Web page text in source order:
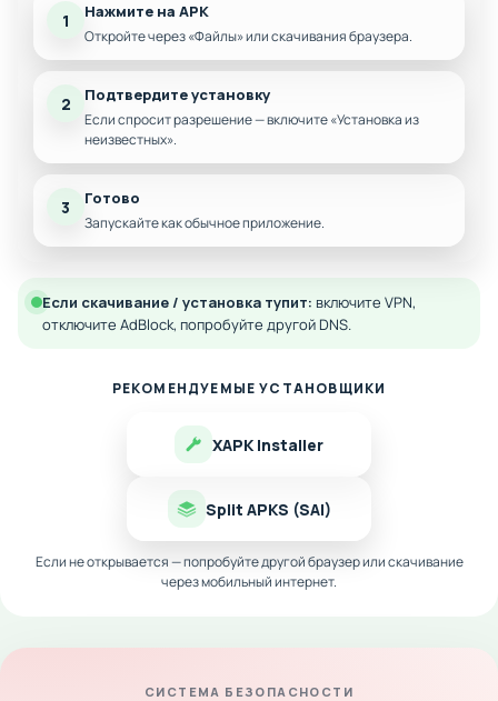
1 Нажмите на APK
Откройте через «Файлы» или скачивания браузера.
2 Подтвердите установку
Если спросит разрешение — включите «Установка из
неизвестных».
3 Готово
Запускайте как обычное приложение.
Если скачивание / установка тупит: включите VPN,
отключите AdBlock, попробуйте другой DNS.
РЕКОМЕНДУЕМЫЕ УСТАНОВЩИКИ
XAPK Installer
Split APKS (SAI)
Если не открывается — попробуйте другой браузер или скачивание
через мобильный интернет.
СИСТЕМА БЕЗОПАСНОСТИ